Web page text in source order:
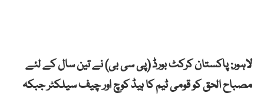
لاہور: پاکستان کرکٹ بورڈ (پی سی بی) نے تین سال کے لئے
مصباح الحق کو قومی ٹیم کا ہیڈ کوچ اور چیف سیلکٹر جبکہ